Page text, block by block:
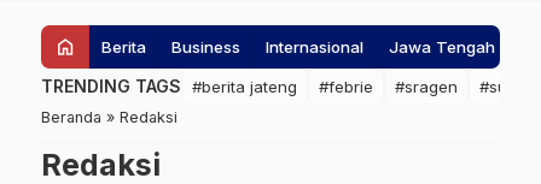
home Berita Business Internasional Jawa Tengah
TRENDING TAGS #berita jateng #febrie #sragen #suap
Beranda » Redaksi
Redaksi